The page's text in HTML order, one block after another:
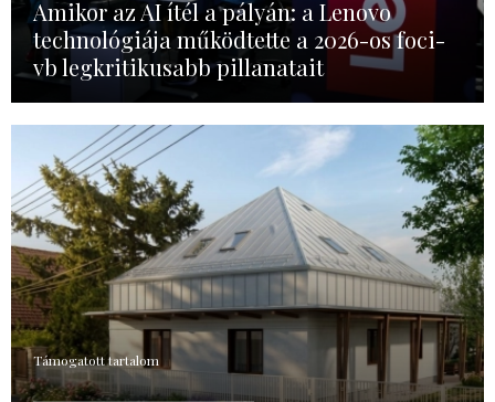
Amikor az AI ítél a pályán: a Lenovo
technológiája működtette a 2026-os foci-
vb legkritikusabb pillanatait
Támogatott tartalom